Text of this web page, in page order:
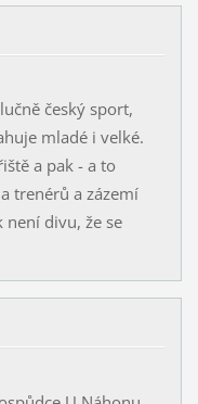
český sport,
mladé i velké.
a pak - a to
trenérů a zázemí
není divu, že se